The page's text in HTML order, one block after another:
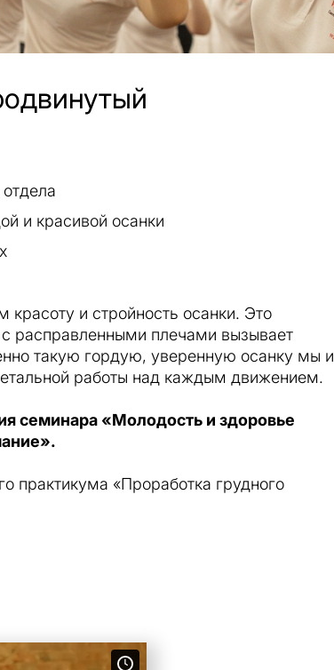
и красивой осанки
и стройность осанки. Это
расправленными плечами вызывает
такую гордую, уверенную осанку мы и
работы над каждым движением.
семинара «Молодость и здоровье
практикума «Проработка грудного